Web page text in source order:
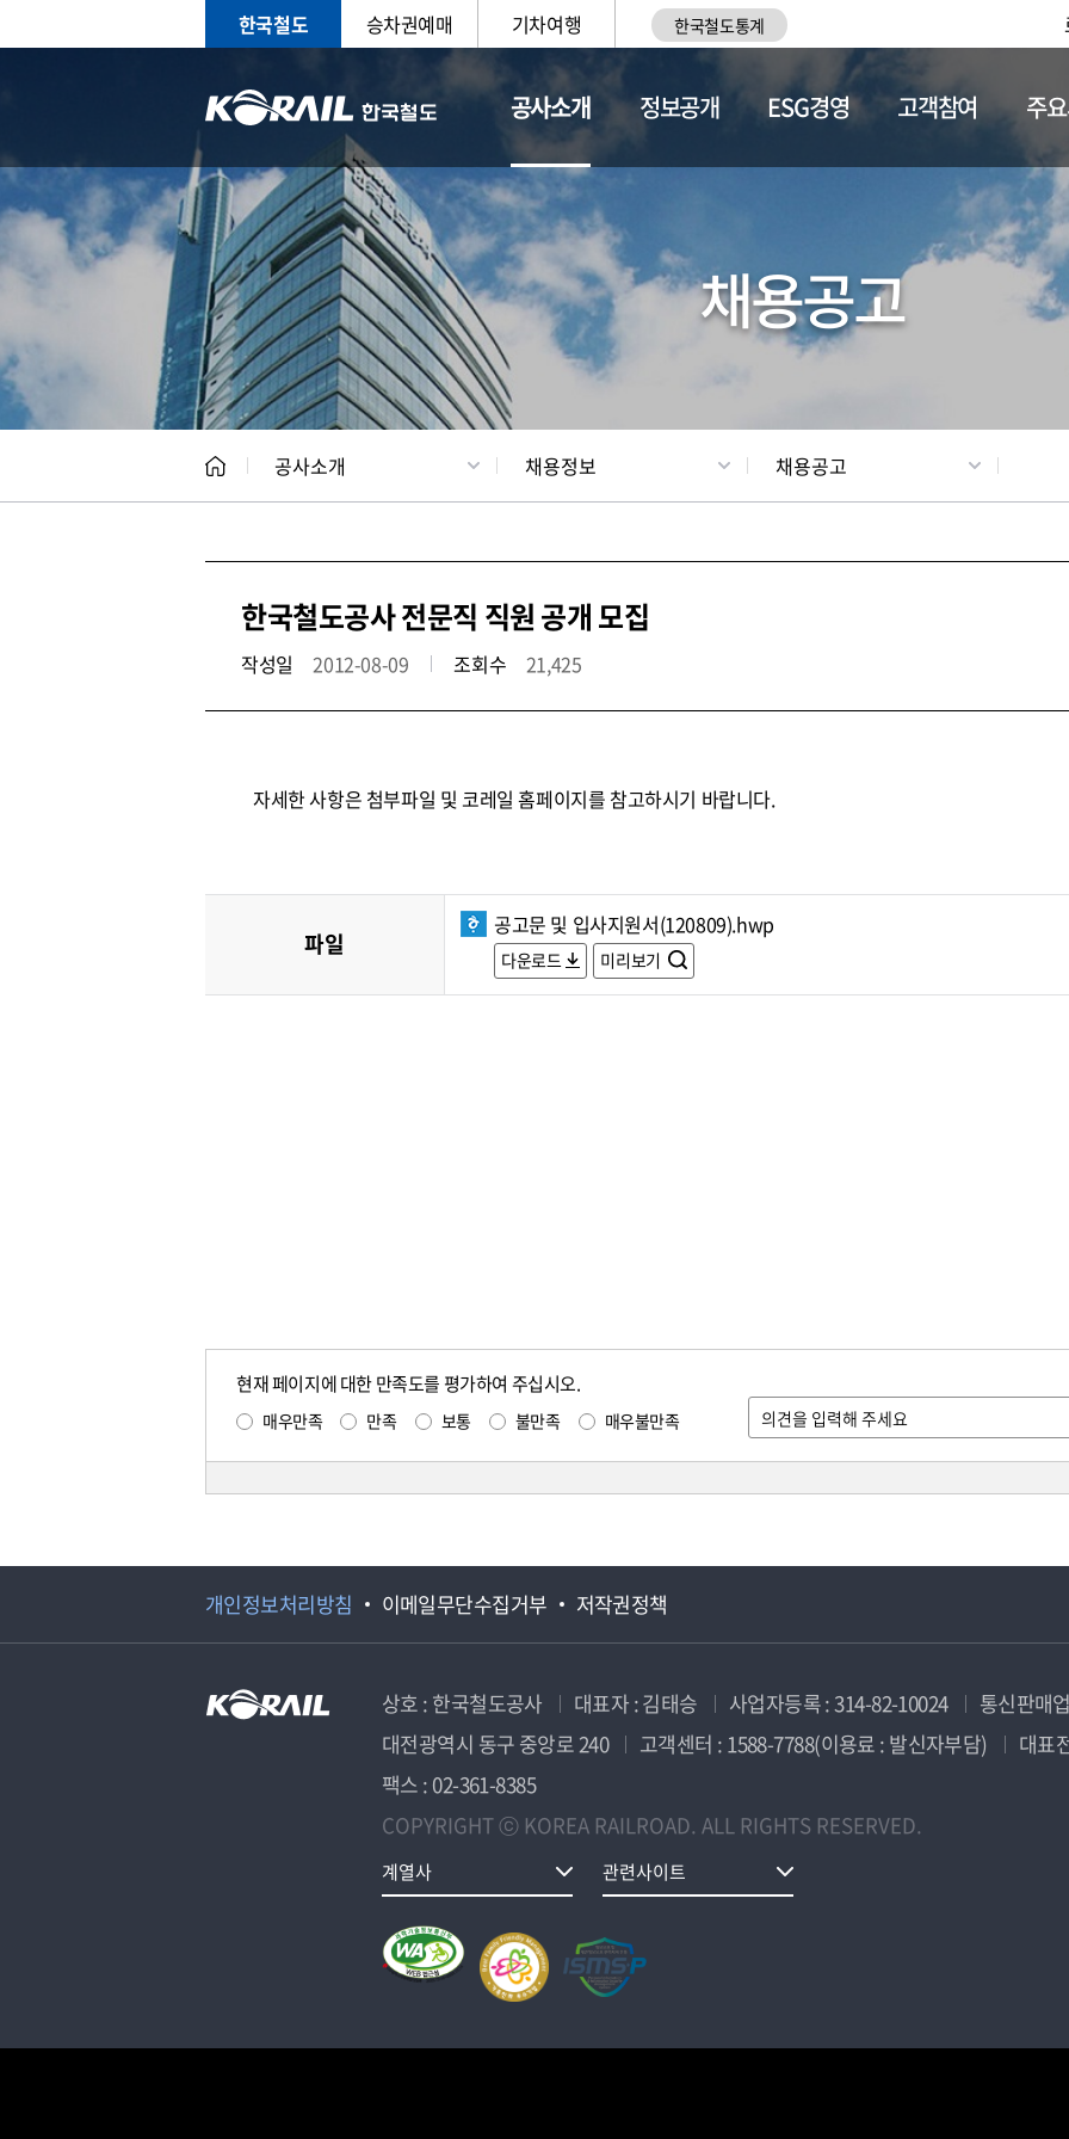
한국철도 승차권예매 기차여행 한국철도통계
공사소개
CEO 일반현황 채용정보
정보공개 ESG경영 고객참여 주
채용공고
공사소개 채용정보 채용공고
한국철도공사 전문직 직원 공개 모집
작성일 2012-08-09 조회수 21,425
자세한 사항은 첨부파일 및 코레일 홈페이지를 참고하시기 바랍니다.
파일
공고문 및 입사지원서(120809).hwp
다운로드 미리보기
현재 페이지에 대한 만족도를 평가하여 주십시오.
매우만족 만족 보통 불만족 매우불만족
개인정보처리방침 이메일무단수집거부 저작권정책
상호 : 한국철도공사 대표자 : 김태승 사업자등록 : 314-82-10024
통신판매
대전광역시 동구 중앙로 240
고객센터 : 1588-7788(이용료 : 발신자부담)
대표
팩스 : 02-361-8385
COPYRIGHT ⓒ KOREA RAILROAD. ALL RIGHTS RESERVED.
계열사 관련사이트